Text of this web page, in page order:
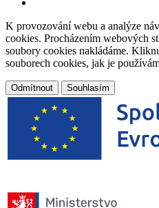
K provozování webu a analýze
cookies. Procházením webových
soubory cookies nakládáme.
souborech cookies, jak je
Odmítnout Souhlasím